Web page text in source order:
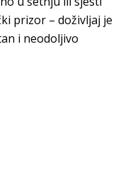
prizor – doživljaj je
i neodoljivo